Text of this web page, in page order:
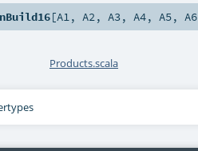
[A1,A2,A3,A4,A5,A6
Products.scala